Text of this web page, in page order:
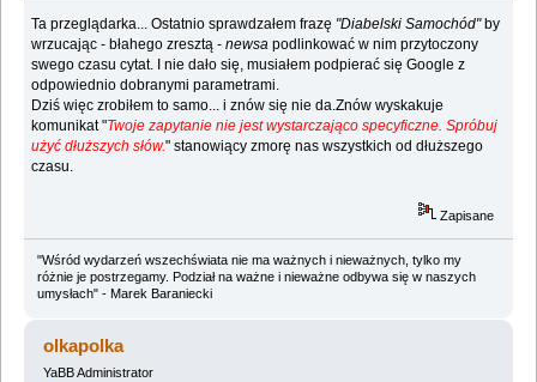
Ta przeglądarka... Ostatnio sprawdzałem frazę "Diabelski Samochód"by
wrzucając - błahego zresztą -newsa podlinkować w nim przytoczony
swego czasu cytat. I nie dało się, musiałem podpierać się Google z
odpowiednio dobranymi parametrami.
Dziś więc zrobiłem to samo... i znów się nie da.Znów wyskakuje
komunikat "Twoje zapytanie nie jest wystarczająco specyficzne. Spróbuj
użyć dłuższych słów." stanowiący zmorę nas wszystkich od dłuższego
czasu.
Zapisane
"Wśród wydarzeń wszechświata nie ma ważnych i nieważnych, tylko my
różnie je postrzegamy. Podział na ważne i nieważne odbywa się w naszych
umysłach" - Marek Baraniecki
olkapolka
YaBB Administrator